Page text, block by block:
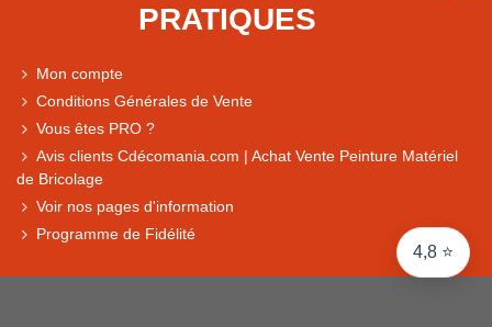
4,8 ⭐
Express, Chez vous, Point relais, Retrait magasin
PRATIQUES
Mon compte
Conditions Générales de Vente
Vous êtes PRO ?
Avis clients Cdécomania.com | Achat Vente Peinture Matériel
de Bricolage
Voir nos pages d'information
Programme de Fidélité